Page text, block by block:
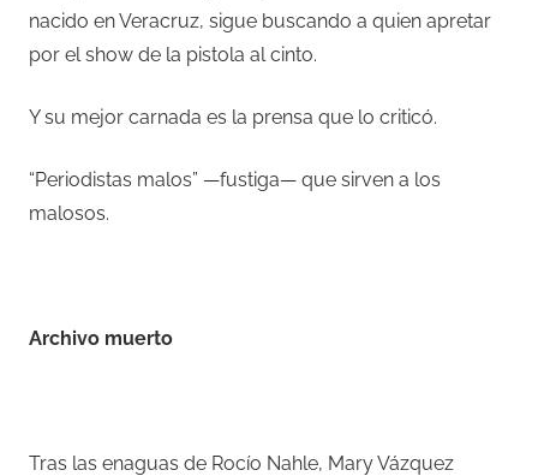
nacido en Veracruz, sigue buscando a quien apretar
por el show de la pistola al cinto.
Y su mejor carnada es la prensa que lo criticó.
“Periodistas malos” —fustiga— que sirven a los
malosos.
Archivo muerto
Tras las enaguas de Rocío Nahle, Mary Vázquez